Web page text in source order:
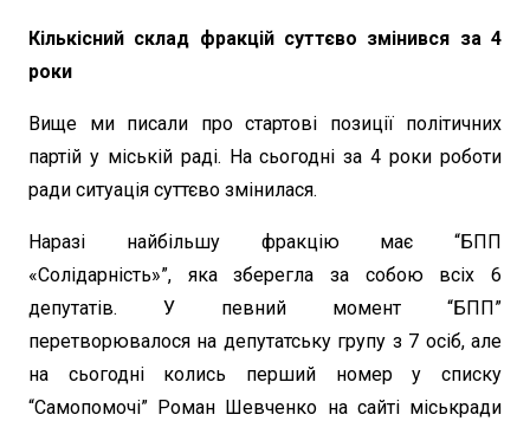
Кількісний склад фракцій суттєво змінився за 4
роки
Вище ми писали про стартові позиції політичних
партій у міській раді. На сьогодні за 4 роки роботи
ради ситуація суттєво змінилася.
Наразі найбільшу фракцію має “БПП
«Солідарність»”, яка зберегла за собою всіх 6
депутатів. У певний момент “БПП”
перетворювалося на депутатську групу з 7 осіб, але
на сьогодні колись перший номер у списку
“Самопомочі” Роман Шевченко на сайті міськради